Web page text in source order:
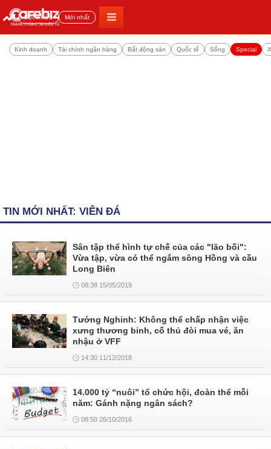
Đọc nhiều Mới nhất
Kinh doanh Tài chính ngân hàng Bất động sản Quốc tế Sống Special
TIN MỚI NHẤT: VIÊN ĐÁ
Sân tập thể hình tự chế của các "lão bối":
Vừa tập, vừa có thể ngắm sông Hồng và cầu
Long Biên
08:38 15/05/2019
Tướng Nghinh: Không thể chấp nhận việc
xưng thương binh, cố thủ đòi mua vé, ăn
nhậu ở VFF
14:30 11/12/2018
14.000 tỷ “nuôi” tổ chức hội, đoàn thể mỗi
năm: Gánh nặng ngân sách?
08:50 26/10/2016